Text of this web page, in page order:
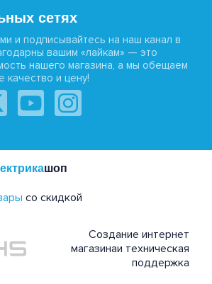
сетях
и подписывайтесь на наш канал в
вашим «лайкам» — это
нашего магазина, а мы обещаем
качество и цену!
шоп
со скидкой
Создание интернет
магазинаи техническая
поддержка